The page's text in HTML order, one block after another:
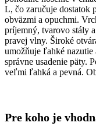
L, čo zaručuje dostatok
obväzmi a opuchmi.
príjemný, tvarovo stály
pravej vlny. Široké
umožňuje ľahké
správne usadenie päty.
veľmi ľahká a pevná.
Pre koho je